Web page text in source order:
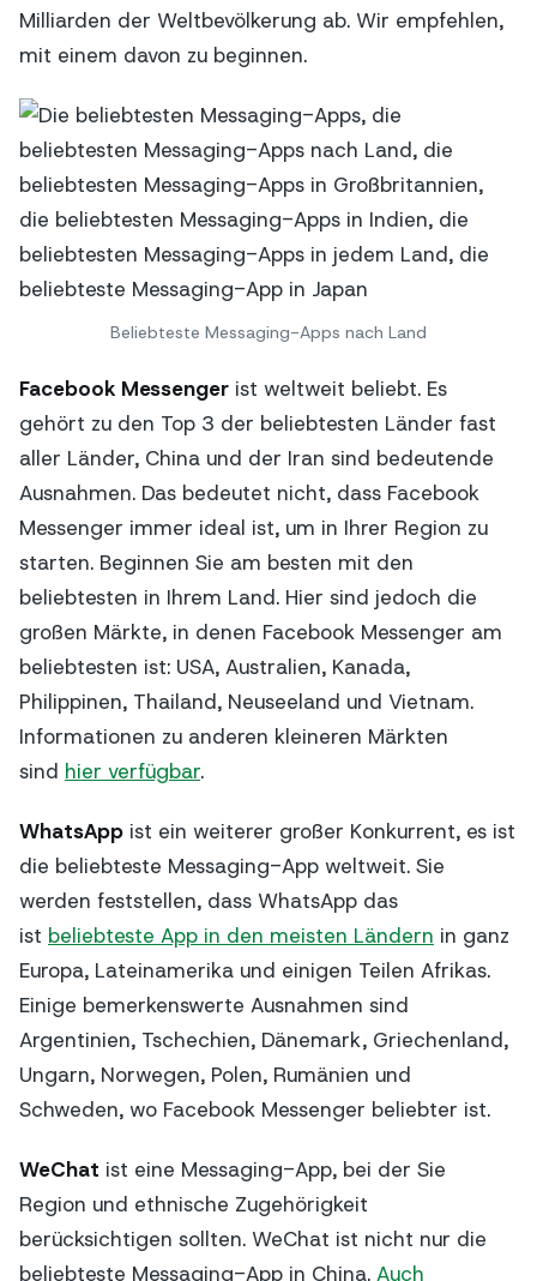
Milliarden der Weltbevölkerung ab. Wir empfehlen,
mit einem davon zu beginnen.
Beliebteste Messaging-Apps nach Land
Facebook Messenger ist weltweit beliebt. Es
gehört zu den Top 3 der beliebtesten Länder fast
aller Länder, China und der Iran sind bedeutende
Ausnahmen. Das bedeutet nicht, dass Facebook
Messenger immer ideal ist, um in Ihrer Region zu
starten. Beginnen Sie am besten mit den
beliebtesten in Ihrem Land. Hier sind jedoch die
großen Märkte, in denen Facebook Messenger am
beliebtesten ist: USA, Australien, Kanada,
Philippinen, Thailand, Neuseeland und Vietnam.
Informationen zu anderen kleineren Märkten
sind hier verfügbar.
WhatsApp ist ein weiterer großer Konkurrent, es ist
die beliebteste Messaging-App weltweit. Sie
werden feststellen, dass WhatsApp das
ist beliebteste App in den meisten Ländern in ganz
Europa, Lateinamerika und einigen Teilen Afrikas.
Einige bemerkenswerte Ausnahmen sind
Argentinien, Tschechien, Dänemark, Griechenland,
Ungarn, Norwegen, Polen, Rumänien und
Schweden, wo Facebook Messenger beliebter ist.
WeChat ist eine Messaging-App, bei der Sie
Region und ethnische Zugehörigkeit
berücksichtigen sollten. WeChat ist nicht nur die
beliebteste Messaging-App in China. Auch